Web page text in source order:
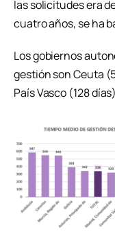
las solicitudes era
cuatro años, se ha
Los gobiernos
gestión son Ceuta
País Vasco (128